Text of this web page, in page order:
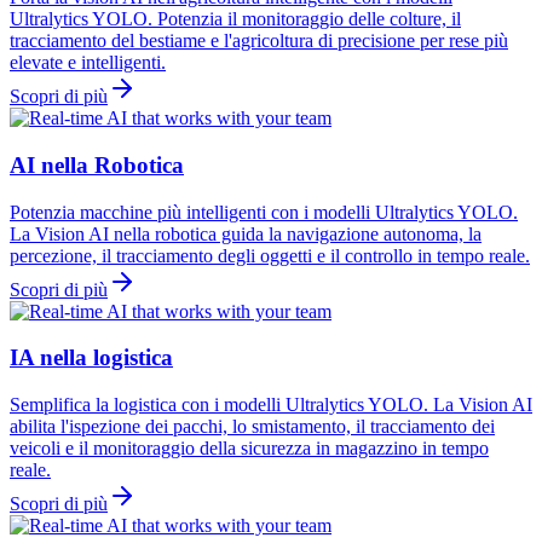
Ultralytics YOLO. Potenzia il monitoraggio delle colture, il
tracciamento del bestiame e l'agricoltura di precisione per rese più
elevate e intelligenti.
Scopri di più
AI nella Robotica
Potenzia macchine più intelligenti con i modelli Ultralytics YOLO.
La Vision AI nella robotica guida la navigazione autonoma, la
percezione, il tracciamento degli oggetti e il controllo in tempo reale.
Scopri di più
IA nella logistica
Semplifica la logistica con i modelli Ultralytics YOLO. La Vision AI
abilita l'ispezione dei pacchi, lo smistamento, il tracciamento dei
veicoli e il monitoraggio della sicurezza in magazzino in tempo
reale.
Scopri di più